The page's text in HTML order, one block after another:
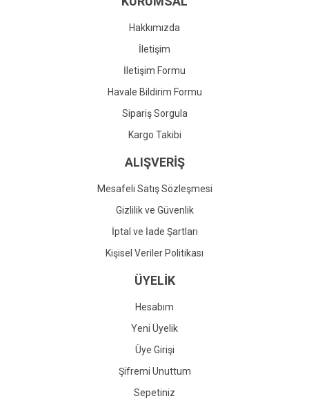
Gönder
Hakkımızda
İletişim
İletişim Formu
Havale Bildirim Formu
Sipariş Sorgula
Kargo Takibi
ALIŞVERİŞ
Mesafeli Satış Sözleşmesi
Gizlilik ve Güvenlik
İptal ve İade Şartları
Kişisel Veriler Politikası
ÜYELİK
Hesabım
Yeni Üyelik
Üye Girişi
Şifremi Unuttum
Sepetiniz